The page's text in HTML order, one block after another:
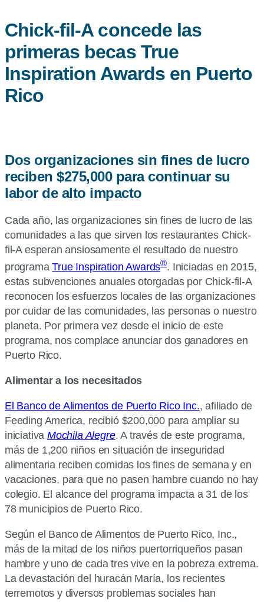
Chick-fil-Aconcede las
primeras becas True
Inspiration Awards en Puerto
Rico
Dos organizaciones sin fines de lucro
reciben $275,000 para continuar su
labor de alto impacto
Cada año, las organizaciones sin fines de lucro de las
comunidades a las que sirven los restaurantes Chick-
fil-A esperan ansiosamente el resultado de nuestro
programaTrue Inspiration Awards®. Iniciadas en 2015,
estas subvenciones anuales otorgadas por Chick-fil-A
reconocen los esfuerzos locales de las organizaciones
por cuidar de las comunidades, las personas o nuestro
planeta. Por primera vez desde el inicio de este
programa, nos complace anunciar dos ganadores en
Puerto Rico.
Alimentar a los necesitados
El Banco de Alimentos de Puerto Rico Inc., afiliado de
Feeding America, recibió $200,000 para ampliar su
iniciativaMochila Alegre. A través de este programa,
más de 1,200 niños en situación de inseguridad
alimentaria reciben comidas los fines de semana y en
vacaciones, para que no pasen hambre cuando no hay
colegio. El alcance del programa impacta a 31 de los
78 municipios de Puerto Rico.
Según el Banco de Alimentos de Puerto Rico, Inc.,
más de la mitad de los niños puertorriqueños pasan
hambre y uno de cada tres vive en la pobreza extrema.
La devastación del huracán María, los recientes
terremotos y diversos problemas sociales han